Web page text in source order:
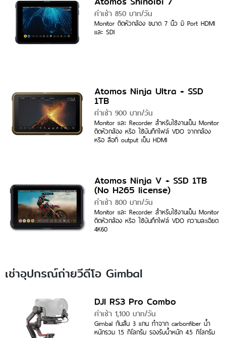
ค่าเช่า 850 บาท/วัน
Monitor ติดหัวกล้อง ขนาด 7 นิ้ว มี Port HDMI
และ SDI
Atomos Ninja Ultra + SSD
1TB
ค่าเช่า 900 บาท/วัน
Monitor และ Recorder สำหรับใช้งานเป็น Monitor
ติดหัวกล้อง หรือ ใช้บันทึกไฟล์ VDO จากกล้อง
หรือ สื่อที่ output เป็น HDMI
Atomos Ninja V + SSD 1TB
(No H265 license)
ค่าเช่า 800 บาท/วัน
Monitor และ Recorder สำหรับใช้งานเป็น Monitor
ติดหัวกล้อง หรือ ใช้บันทึกไฟล์ VDO ความละเอียด
4K60
เช่าอุปกรณ์ถ่ายวีดีโอ Gimbal
DJI RS3 Pro Combo
ค่าเช่า 1,100 บาท/วัน
Gimbal กันสั่น 3 แกน ทำจาก carbonfiber น้ำ
หนักรวม 1.5 กิโลกร้ม รองรับน้ำหนัก 4.5 กิโลกรัม